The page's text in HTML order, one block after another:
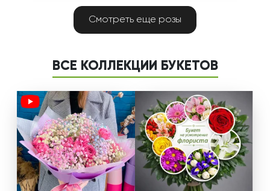
Смотреть еще розы
ВСЕ КОЛЛЕКЦИИ БУКЕТОВ